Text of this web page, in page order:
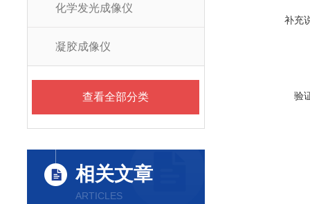
化学发光成像仪
凝胶成像仪
查看全部分类
相关文章
ARTICLES
补充
验